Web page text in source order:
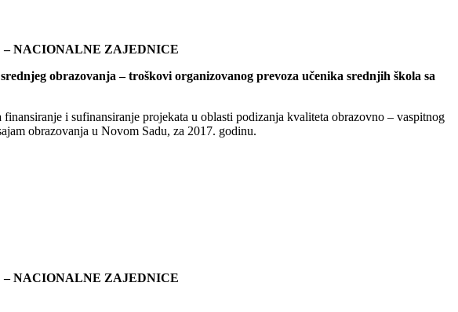
NACIONALNE ZAJEDNICE
obrazovanja – troškovi organizovanog prevoza učenika srednjih škola sa
i sufinansiranje projekata u oblasti podizanja kvaliteta obrazovno – vaspitnog
obrazovanja u Novom Sadu, za 2017. godinu.
NACIONALNE ZAJEDNICE